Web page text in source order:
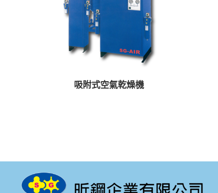
吸附式空氣乾燥機